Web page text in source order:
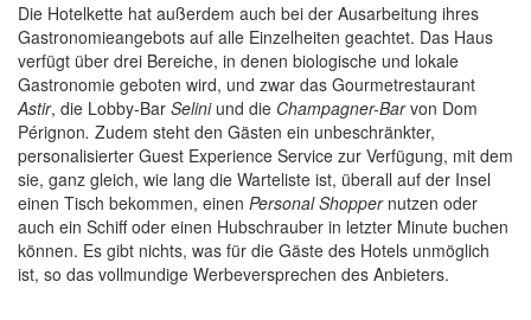
Die Hotelkette hat außerdem auch bei der Ausarbeitung ihres
Gastronomieangebots auf alle Einzelheiten geachtet. Das Haus
verfügt über drei Bereiche, in denen biologische und lokale
Gastronomie geboten wird, und zwar das Gourmetrestaurant
Astir, die Lobby-Bar Seliniund die Champagner-Barvon Dom
Pérignon. Zudem steht den Gästen ein unbeschränkter,
personalisierter Guest Experience Service zur Verfügung, mit dem
sie, ganz gleich, wie lang die Warteliste ist, überall auf der Insel
einen Tisch bekommen, einen Personal Shoppernutzen oder
auch ein Schiff oder einen Hubschrauber in letzter Minute buchen
können. Es gibt nichts, was für die Gäste des Hotels unmöglich
ist, so das vollmundige Werbeversprechen des Anbieters.